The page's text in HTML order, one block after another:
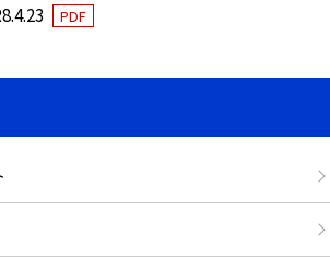
PDF